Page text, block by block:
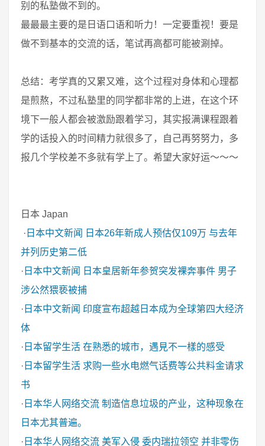
别的私塾做不到的。
最最最主要的是日语口语和听力！一定要重视！要是
做不到基本的交流的话，笔试再高都可能被涮掉。
总结：考学真的又累又难，这个过程对身体和心理都
是煎熬，不过私塾里的同学都非常的上进，在这个环
境下一般人都会被激励跟着学习，其实报满课程跟着
学的话投入的时间精力就很多了，自己再努努力，多
报几个学校差不多就有学上了。希望大家好运～～～
日本 Japan
· 日本中文新闻
日本26年新成人预估仅109万 与去年
并列历史第二低
· 日本中文新闻
日本皇居新年参贺突发裸奔事件 男子
涉公然猥亵被捕
· 日本中文新闻 印度宣布超越日本成为全球第四大经济
体
· 日本留学生活 在熟悉的城市，遇見不一樣的感受
· 日本留学生活 求购一些水电燃气话费等公共料金请求
书
· 日本华人网络交流 制造信息垃圾的产业，这种现象在
日本尤其普遍。
· 日本华人网络交流 美军入侵 委内瑞拉领空 并非零伤